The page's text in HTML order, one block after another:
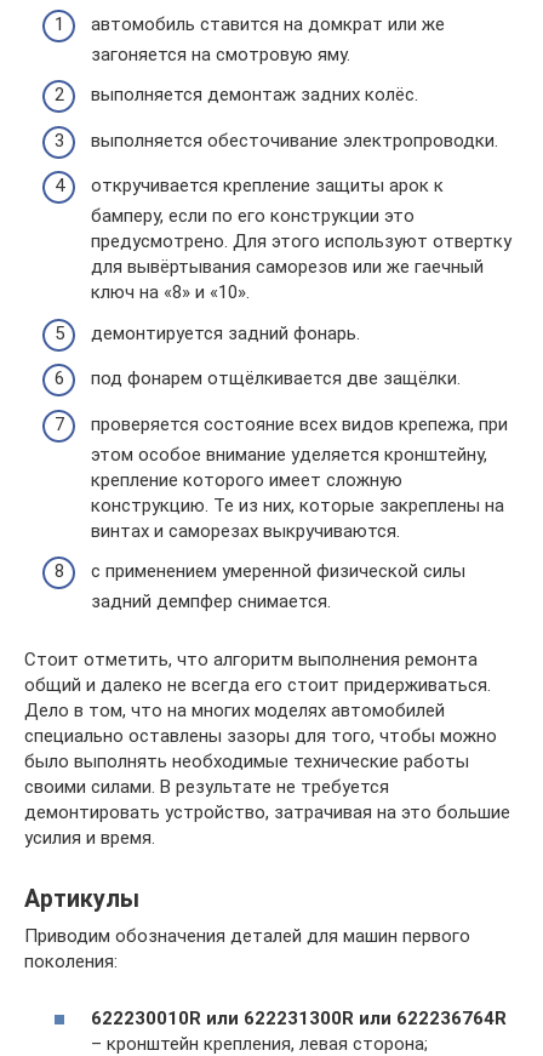
автомобиль ставится на домкрат или же
загоняется на смотровую яму.
выполняется демонтаж задних колёс.
выполняется обесточивание электропроводки.
откручивается крепление защиты арок к
бамперу, если по его конструкции это
предусмотрено. Для этого используют отвертку
для вывёртывания саморезов или же гаечный
ключ на «8» и «10».
демонтируется задний фонарь.
под фонарем отщёлкивается две защёлки.
проверяется состояние всех видов крепежа, при
этом особое внимание уделяется кронштейну,
крепление которого имеет сложную
конструкцию. Те из них, которые закреплены на
винтах и саморезах выкручиваются.
с применением умеренной физической силы
задний демпфер снимается.
Стоит отметить, что алгоритм выполнения ремонта
общий и далеко не всегда его стоит придерживаться.
Дело в том, что на многих моделях автомобилей
специально оставлены зазоры для того, чтобы можно
было выполнять необходимые технические работы
своими силами. В результате не требуется
демонтировать устройство, затрачивая на это большие
усилия и время.
Артикулы
Приводим обозначения деталей для машин первого
поколения:
622230010R или 622231300R или 622236764R
– кронштейн крепления, левая сторона;